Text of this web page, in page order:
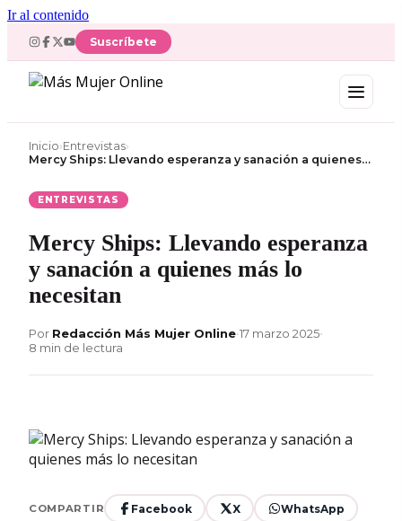
Ir al contenido
Suscríbete
Inicio›Entrevistas›
Mercy Ships: Llevando esperanza y sanación a quienes…
ENTREVISTAS
Mercy Ships: Llevando esperanza
y sanación a quienes más lo
necesitan
Por Redacción Más Mujer Online•17 marzo 2025•
8 min de lectura
COMPARTIR Facebook X WhatsApp